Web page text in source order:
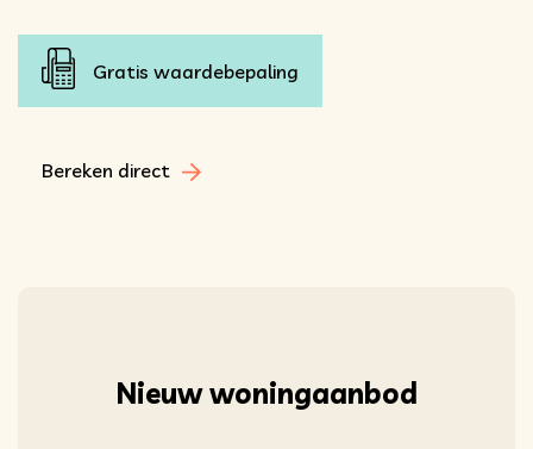
Gratis waardebepaling
Bereken direct
Nieuw woningaanbod